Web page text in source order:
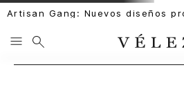
Artisan Gang: Nuevos diseños